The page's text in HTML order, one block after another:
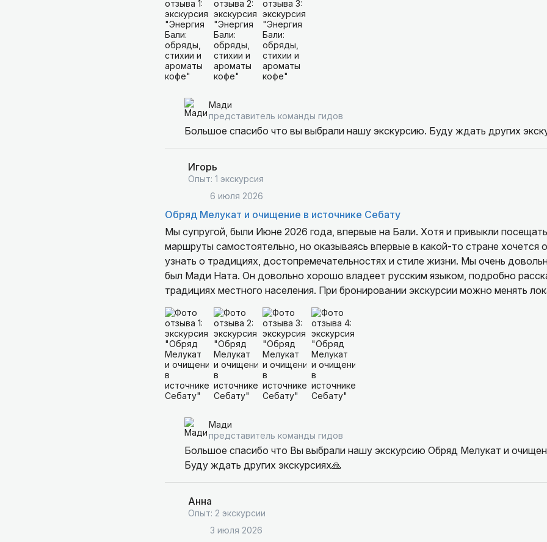
Мади
представитель команды гидов
Большое спасибо что вы выбрали нашу экскурсию. Буду ждать других
Игорь
Опыт: 1 экскурсия
6 июля 2026
Обряд Мелукат и очищение в источнике Себату
Мы супругой, были Июне 2026 года, впервые на Бали. Хотя и привыкли посещать туристические
маршруты самостоятельно, но оказываясь впервые в какой-то стране хочется
узнать о традициях, достопремечательностях и стиле жизни. Мы очень
был Мади Ната. Он довольно хорошо владеет русским языком, подробно
традициях местного населения. При бронировании экскурсии можно менять
запросов и физических возможностей, поскольку многие природные локации
спусками.
Сам трансфер, хорошо организован, авто в отличном состоянии, а Мади Ната
помочь.
Всем желающим получить хорошию экскурсию, рекоментдую этого гида, а
безпроблемных туристов.
Мади
представитель команды гидов
Большое спасибо что Вы выбрали нашу экскурсию Обряд Мелукат и
Буду ждать других экскурсиях🙏
Анна
Опыт: 2 экскурсии
3 июля 2026